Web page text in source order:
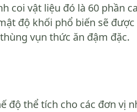
coi vật liệu đó là 60 phần
độ khối phổ biến sẽ
vụn thức ăn đậm đặc.
độ thể tích cho các đơn vị